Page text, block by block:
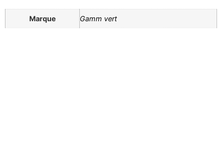
Marque Gamm vert